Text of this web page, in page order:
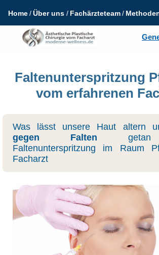
Home Über uns Fachärzteteam
Faltenunterspritzung
vom erfahrenen
Was lässt unsere Haut altern
gegen Falten getan
Faltenunterspritzung im Raum
Facharzt